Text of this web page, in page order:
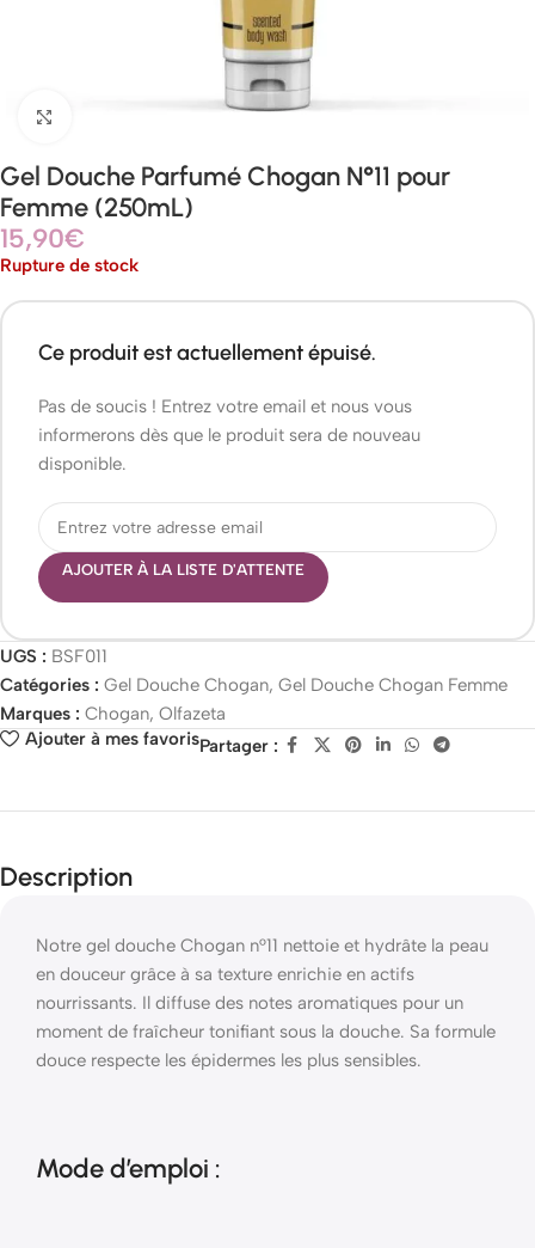
Gel Douche Parfumé Chogan N°11 pour
Femme (250mL)
15,90€
Rupture de stock
Ce produit est actuellement épuisé.
Pas de soucis ! Entrez votre email et nous vous
informerons dès que le produit sera de nouveau
disponible.
AJOUTER À LA LISTE D'ATTENTE
UGS : BSF011
Catégories : Gel Douche Chogan, Gel Douche Chogan Femme
Marques : Chogan, Olfazeta
Ajouter à mes favorisPartager :
Description
Notre gel douche Chogan n°11 nettoie et hydrâte la peau
en douceur grâce à sa texture enrichie en actifs
nourrissants. Il diffuse des notes aromatiques pour un
moment de fraîcheur tonifiant sous la douche. Sa formule
douce respecte les épidermes les plus sensibles.
Mode d’emploi :